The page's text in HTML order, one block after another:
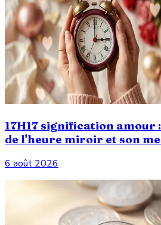
17H17 signification
de l'heure miroir et son
6 août 2026